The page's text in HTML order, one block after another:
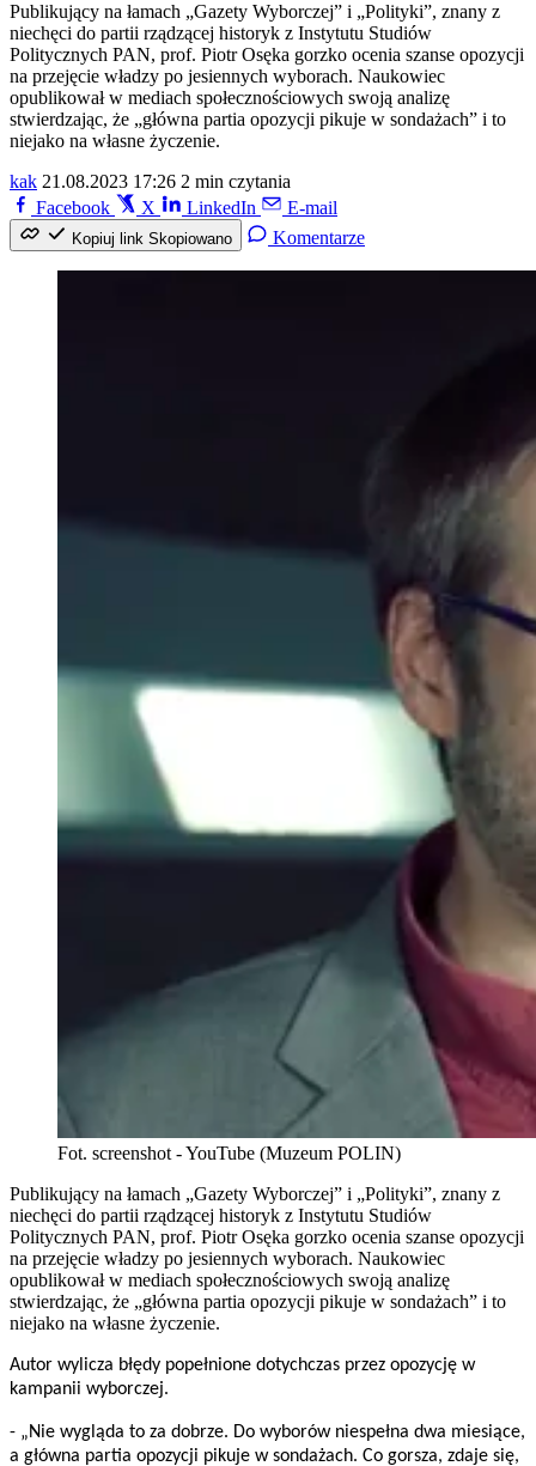
Publikujący na łamach „Gazety Wyborczej” i „Polityki”, znany z
niechęci do partii rządzącej historyk z Instytutu Studiów
Politycznych PAN, prof. Piotr Osęka gorzko ocenia szanse opozycji
na przejęcie władzy po jesiennych wyborach. Naukowiec
opublikował w mediach społecznościowych swoją analizę
stwierdzając, że „główna partia opozycji pikuje w sondażach” i to
niejako na własne życzenie.
kak 21.08.2023 17:26 2 min czytania
Facebook
X LinkedIn E-mail
Kopiuj link Skopiowano Komentarze
Fot. screenshot - YouTube (Muzeum POLIN)
Publikujący na łamach „Gazety Wyborczej” i „Polityki”, znany z
niechęci do partii rządzącej historyk z Instytutu Studiów
Politycznych PAN, prof. Piotr Osęka gorzko ocenia szanse opozycji
na przejęcie władzy po jesiennych wyborach. Naukowiec
opublikował w mediach społecznościowych swoją analizę
stwierdzając, że „główna partia opozycji pikuje w sondażach” i to
niejako na własne życzenie.
Autor wylicza błędy popełnione dotychczas przez opozycję w
kampanii wyborczej.
- „Nie wygląda to za dobrze. Do wyborów niespełna dwa miesiące,
a główna partia opozycji pikuje w sondażach. Co gorsza, zdaje się,